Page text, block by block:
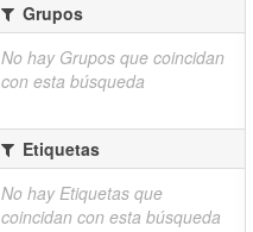
Grupos
No hay Grupos que coincidan
con esta búsqueda
Etiquetas
No hay Etiquetas que
coincidan con esta búsqueda